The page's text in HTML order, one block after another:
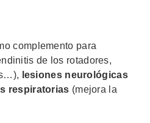
complemento para
de los rotadores,
lesiones neurológicas
respiratorias (mejora la